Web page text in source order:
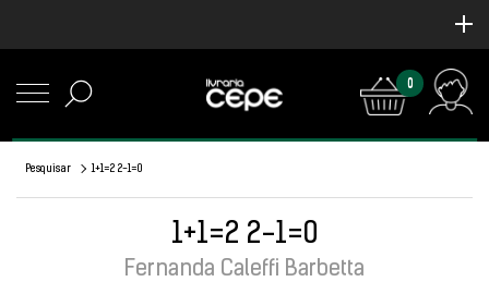
0
Pesquisar 1+1=2 2-1=0
1+1=2 2-1=0
Fernanda Caleffi Barbetta